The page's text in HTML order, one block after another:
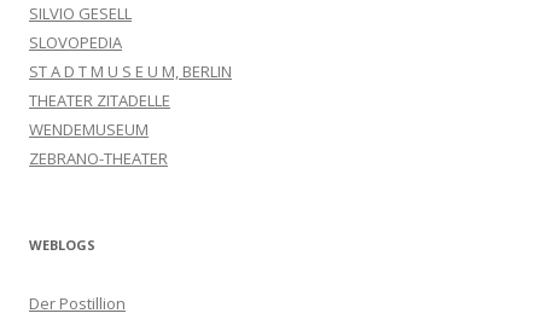
SILVIO GESELL
SLOVOPEDIA
ST A D T M U S E U M, BERLIN
THEATER ZITADELLE
WENDEMUSEUM
ZEBRANO-THEATER
WEBLOGS
Der Postillion